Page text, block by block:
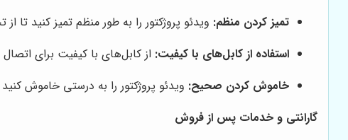
تمیز کردن منظم: ویدئو پروژکتور را به طور منظم تمیز کنید تا
استفاده از کابل‌های با کیفیت: از کابل‌های با کیفیت برای
خاموش کردن صحیح: ویدئو پروژکتور را به درستی خاموش
گارانتی و خدمات پس از فروش